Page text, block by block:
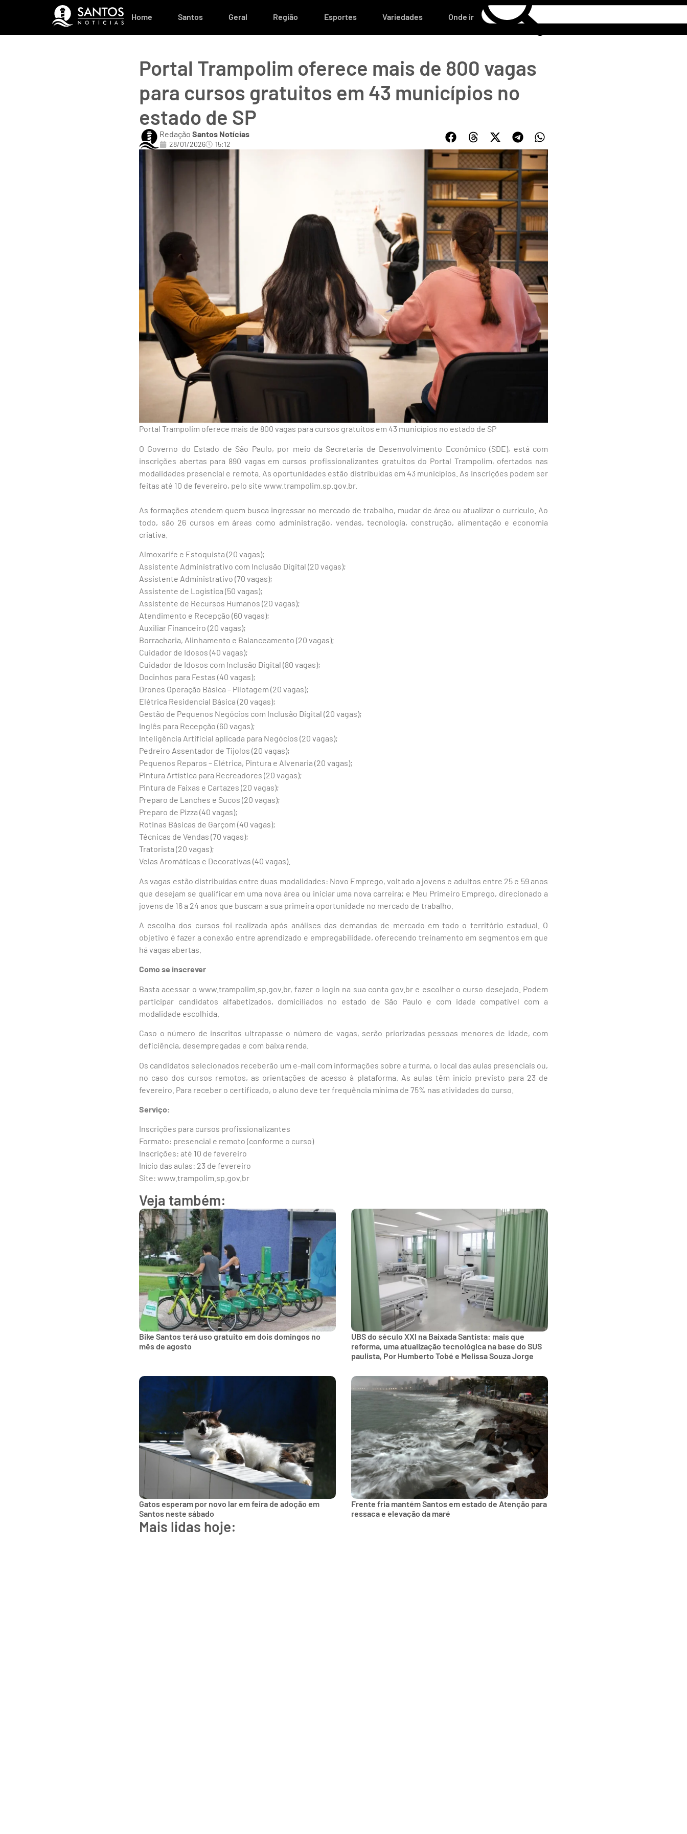
Home Santos Geral Região Esportes Variedades Onde ir
Portal Trampolim oferece mais de 800 vagas
para cursos gratuitos em 43 municípios no
estado de SP
Redação Santos Notícias
28/01/2026 15:12
Portal Trampolim oferece mais de 800 vagas para cursos gratuitos em 43 municípios no estado de SP
O Governo do Estado de São Paulo, por meio da Secretaria de Desenvolvimento Econômico (SDE), está com
inscrições abertas para 890 vagas em cursos profissionalizantes gratuitos do Portal Trampolim, ofertados nas
modalidades presencial e remota. As oportunidades estão distribuídas em 43 municípios. As inscrições podem ser
feitas até 10 de fevereiro, pelo site www.trampolim.sp.gov.br.
As formações atendem quem busca ingressar no mercado de trabalho, mudar de área ou atualizar o currículo. Ao
todo, são 26 cursos em áreas como administração, vendas, tecnologia, construção, alimentação e economia
criativa.
Almoxarife e Estoquista (20 vagas);
Assistente Administrativo com Inclusão Digital (20 vagas);
Assistente Administrativo (70 vagas);
Assistente de Logística (50 vagas);
Assistente de Recursos Humanos (20 vagas);
Atendimento e Recepção (60 vagas);
Auxiliar Financeiro (20 vagas);
Borracharia, Alinhamento e Balanceamento (20 vagas);
Cuidador de Idosos (40 vagas);
Cuidador de Idosos com Inclusão Digital (80 vagas);
Docinhos para Festas (40 vagas);
Drones Operação Básica – Pilotagem (20 vagas);
Elétrica Residencial Básica (20 vagas);
Gestão de Pequenos Negócios com Inclusão Digital (20 vagas);
Inglês para Recepção (60 vagas);
Inteligência Artificial aplicada para Negócios (20 vagas);
Pedreiro Assentador de Tijolos (20 vagas);
Pequenos Reparos – Elétrica, Pintura e Alvenaria (20 vagas);
Pintura Artística para Recreadores (20 vagas);
Pintura de Faixas e Cartazes (20 vagas);
Preparo de Lanches e Sucos (20 vagas);
Preparo de Pizza (40 vagas);
Rotinas Básicas de Garçom (40 vagas);
Técnicas de Vendas (70 vagas);
Tratorista (20 vagas);
Velas Aromáticas e Decorativas (40 vagas).
As vagas estão distribuídas entre duas modalidades: Novo Emprego, voltado a jovens e adultos entre 25 e 59 anos
que desejam se qualificar em uma nova área ou iniciar uma nova carreira; e Meu Primeiro Emprego, direcionado a
jovens de 16 a 24 anos que buscam a sua primeira oportunidade no mercado de trabalho.
A escolha dos cursos foi realizada após análises das demandas de mercado em todo o território estadual. O
objetivo é fazer a conexão entre aprendizado e empregabilidade, oferecendo treinamento em segmentos em que
há vagas abertas.
Como se inscrever
Basta acessar o www.trampolim.sp.gov.br, fazer o login na sua conta gov.br e escolher o curso desejado. Podem
participar candidatos alfabetizados, domiciliados no estado de São Paulo e com idade compatível com a
modalidade escolhida.
Caso o número de inscritos ultrapasse o número de vagas, serão priorizadas pessoas menores de idade, com
deficiência, desempregadas e com baixa renda.
Os candidatos selecionados receberão um e-mail com informações sobre a turma, o local das aulas presenciais ou,
no caso dos cursos remotos, as orientações de acesso à plataforma. As aulas têm início previsto para 23 de
fevereiro. Para receber o certificado, o aluno deve ter frequência mínima de 75% nas atividades do curso.
Serviço:
Inscrições para cursos profissionalizantes
Formato: presencial e remoto (conforme o curso)
Inscrições: até 10 de fevereiro
Início das aulas: 23 de fevereiro
Site: www.trampolim.sp.gov.br
Veja também:
Bike Santos terá uso gratuito em dois domingos no
mês de agosto
UBS do século XXI na Baixada Santista: mais que
reforma, uma atualização tecnológica na base do SUS
paulista, Por Humberto Tobé e Melissa Souza Jorge
Gatos esperam por novo lar em feira de adoção em
Santos neste sábado
Frente fria mantém Santos em estado de Atenção para
ressaca e elevação da maré
Mais lidas hoje: